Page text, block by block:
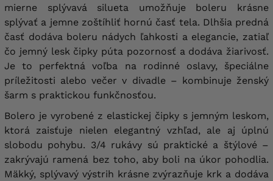
mierne splývavá silueta umožňuje boleru krásne
splývať a jemne zoštíhliť hornú časť tela. Dlhšia predná
časť dodáva boleru nádych ľahkosti a elegancie, zatiaľ
čo jemný lesk čipky púta pozornosť a dodáva žiarivosť.
Je to perfektná voľba na rodinné oslavy, špeciálne
príležitosti alebo večer v divadle – kombinuje ženský
šarm s praktickou funkčnosťou.
Bolero je vyrobené z elastickej čipky s jemným leskom,
ktorá zaisťuje nielen elegantný vzhľad, ale aj úplnú
slobodu pohybu. 3/4 rukávy sú praktické a štýlové –
zakrývajú ramená bez toho, aby boli na úkor pohodlia.
Mäkký, splývavý výstrih krásne zvýrazňuje krk a dodáva